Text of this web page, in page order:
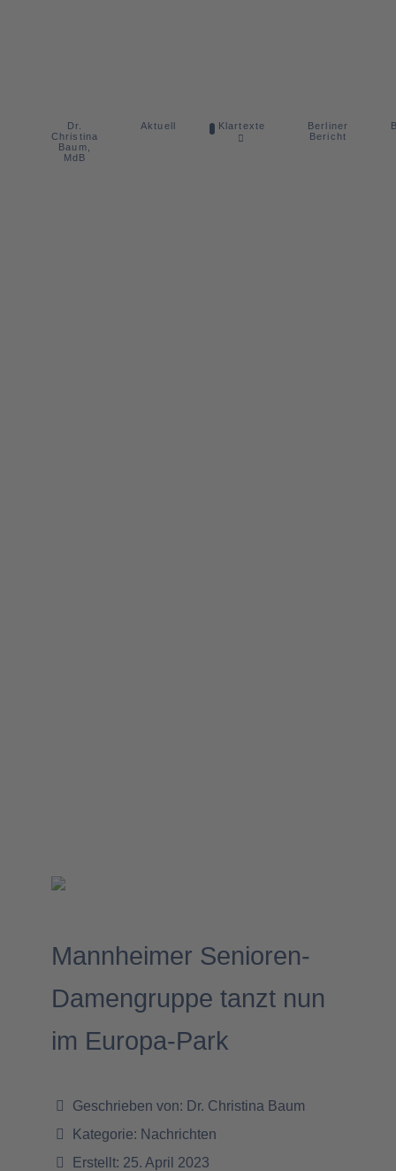
Dr.
Christina
Baum,
MdB
Aktuell Klartexte
Berliner
Bericht
Mannheimer Senioren-
Damengruppe tanzt nun
im Europa-Park
Geschrieben von: Dr. Christina Baum
Kategorie: Nachrichten
Erstellt: 25. April 2023